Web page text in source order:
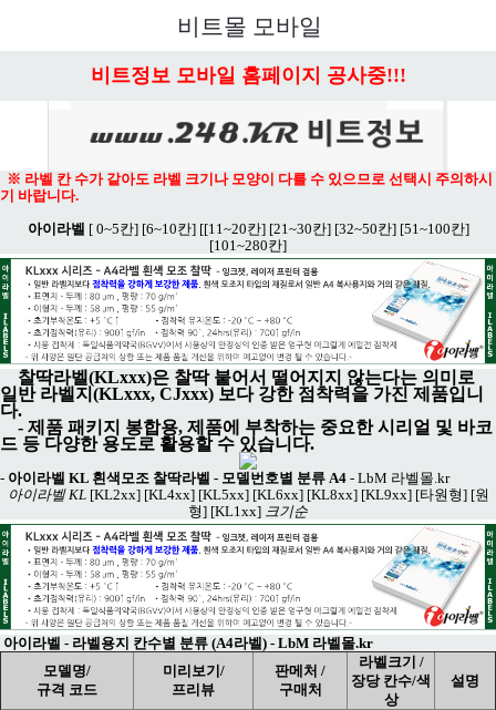
비트몰 모바일
비트정보 모바일 홈페이지 공사중!!!
※ 라벨 칸 수가 같아도 라벨 크기나 모양이 다를 수 있으므로 선택시 주의하시
기 바랍니다.
아이라벨 [0~5칸][6~10칸][[11~20칸][21~30칸][32~50칸][51~100칸]
[101~280칸]
찰딱라벨(KLxxx)은 찰딱 붙어서 떨어지지 않는다는 의미로
일반 라벨지(KLxxx, CJxxx) 보다 강한 점착력을 가진 제품입니
다.
- 제품 패키지 봉합용, 제품에 부착하는 중요한 시리얼 및 바코
드 등 다양한 용도로 활용할 수 있습니다.
- 아이라벨 KL 흰색모조 찰딱라벨 - 모델번호별 분류 A4 - LbM 라벨몰.kr
아이라벨 KL [KL2xx] [KL4xx] [KL5xx] [KL6xx] [KL8xx] [KL9xx] [타원형] [원
형] [KL1xx] 크기순
아이라벨 - 라벨용지 칸수별 분류 (A4라벨) - LbM 라벨몰.kr
모델명/
규격 코드
미리보기/
프리뷰
판메처 /
구매처
라벨크기 /
장당 칸수/색
상
설명